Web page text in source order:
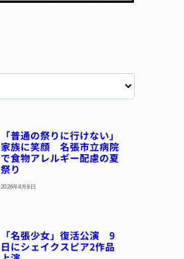
「普通の祭りに行けない」
家族に笑顔 名張市立病院
で食物アレルギー配慮の夏
祭り
2026年8月8日
「名張少女」復活公演 9
日にシェイクスピア2作品